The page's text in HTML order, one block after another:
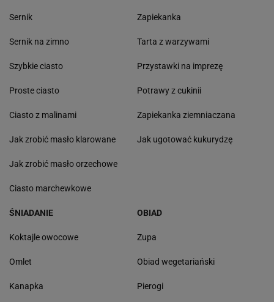
Sernik
Sernik na zimno
Szybkie ciasto
Proste ciasto
Ciasto z malinami
Jak zrobić masło klarowane
Jak zrobić masło orzechowe
Ciasto marchewkowe
Zapiekanka
Tarta z warzywami
Przystawki na imprezę
Potrawy z cukinii
Zapiekanka ziemniaczana
Jak ugotować kukurydzę
ŚNIADANIE
Koktajle owocowe
Omlet
Kanapka
OBIAD
Zupa
Obiad wegetariański
Pierogi